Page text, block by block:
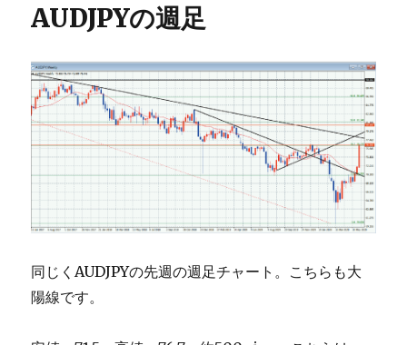
AUDJPYの週足
同じくAUDJPYの先週の週足チャート。こちらも大
陽線です。